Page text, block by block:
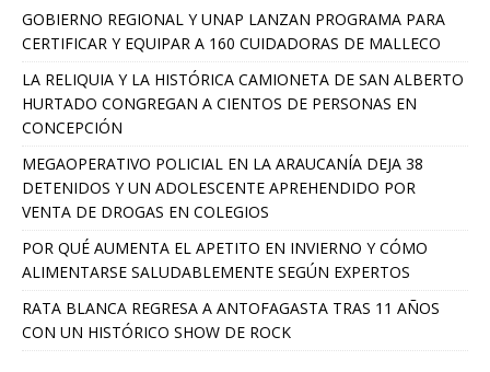
GOBIERNO REGIONAL Y UNAP LANZAN PROGRAMA PARA
CERTIFICAR Y EQUIPAR A 160 CUIDADORAS DE MALLECO
LA RELIQUIA Y LA HISTÓRICA CAMIONETA DE SAN ALBERTO
HURTADO CONGREGAN A CIENTOS DE PERSONAS EN
CONCEPCIÓN
MEGAOPERATIVO POLICIAL EN LA ARAUCANÍA DEJA 38
DETENIDOS Y UN ADOLESCENTE APREHENDIDO POR
VENTA DE DROGAS EN COLEGIOS
POR QUÉ AUMENTA EL APETITO EN INVIERNO Y CÓMO
ALIMENTARSE SALUDABLEMENTE SEGÚN EXPERTOS
RATA BLANCA REGRESA A ANTOFAGASTA TRAS 11 AÑOS
CON UN HISTÓRICO SHOW DE ROCK